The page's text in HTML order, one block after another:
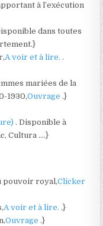
à l’exécution
dans toutes
A voir et à lire..
mariées de la
1930,Ouvrage.}
. Disponible à
Cultura ….}
pouvoir royal,Clicker
A voir et à lire..}
Ouvrage.}